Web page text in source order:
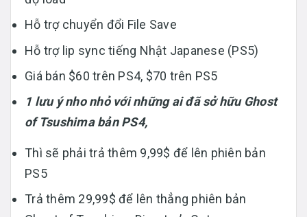
Hỗ trợ chuyển đổi File Save
Hỗ trợ lip sync tiếng Nhật Japanese (PS5)
Giá bán $60 trên PS4, $70 trên PS5
1 lưu ý nho nhỏ với những ai đã sở hữu Ghost
of Tsushima bản PS4,
Thì sẽ phải trả thêm 9,99$ để lên phiên bản
PS5
Trả thêm 29,99$ để lên thẳng phiên bản